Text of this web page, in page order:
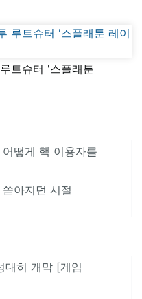
트슈터 '스플래툰
떻게 핵 이용자를
아지던 시절
대히 개막 [게임